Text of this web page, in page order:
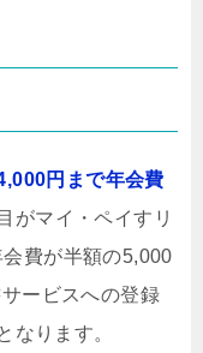
円まで年会費
がマイ・ペイすリ
費が半額の5,000
ービスへの登録
なります。